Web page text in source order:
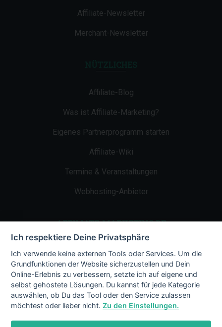
Affiliate-Newsletter
Merchant-Newsletter
Affiliate-Blog
Was ist Affiliate-Marketing?
Eigenes Partnerprogramm starten
Affiliate-Wiki
Termine & Veranstaltungen
Webhosting-Anbieter
AFFILIATE-MARKETING.DE
Impressum
Kontakt
Datenschutz
Ich respektiere Deine Privatsphäre
Ich verwende keine externen Tools oder Services. Um die
Grundfunktionen der Website sicherzustellen und Dein
Online-Erlebnis zu verbessern, setzte ich auf eigene und
selbst gehostete Lösungen. Du kannst für jede Kategorie
auswählen, ob Du das Tool oder den Service zulassen
möchtest oder lieber nicht.Zu den Einstellungen.